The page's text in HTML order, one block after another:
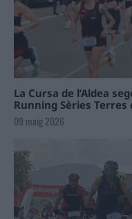
La Cursa de l’Aldea
Running Sèries Terres
09 maig 2026